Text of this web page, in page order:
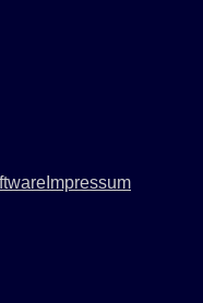
Impressum